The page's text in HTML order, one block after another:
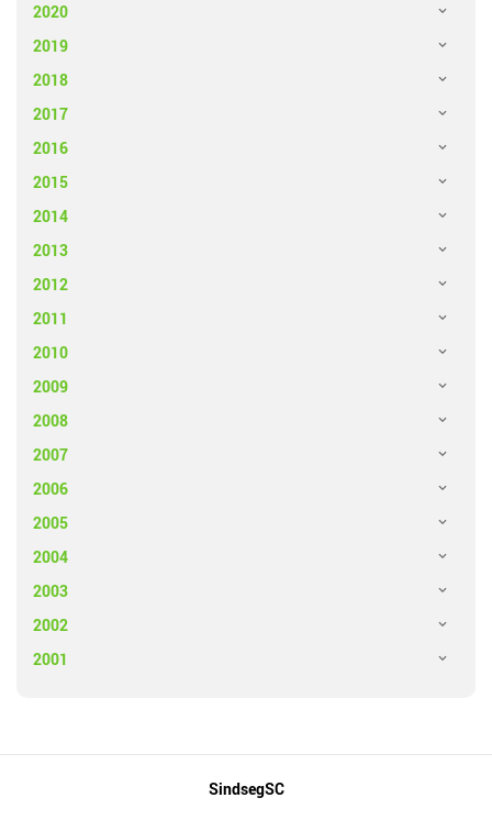
2020
2019
2018
2017
2016
2015
2014
2013
2012
2011
2010
2009
2008
2007
2006
2005
2004
2003
2002
2001
SindsegSC